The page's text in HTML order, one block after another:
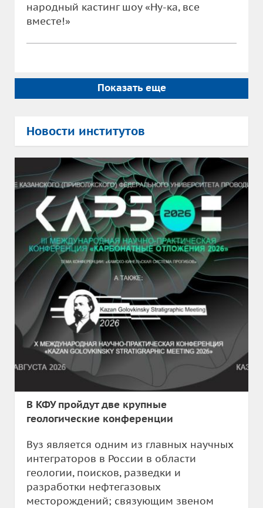
народный кастинг шоу «Ну-ка, все
вместе!»
Показать еще
Новости институтов
В КФУ пройдут две крупные
геологические конференции
Вуз является одним из главных научных
интеграторов в России в области
геологии, поисков, разведки и
разработки нефтегазовых
месторождений; связующим звеном